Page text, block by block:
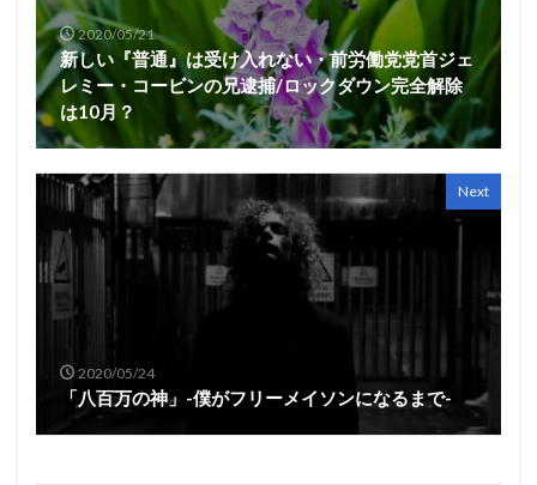
2020/05/21
新しい『普通』は受け入れない・前労働党党首ジェ
レミー・コービンの兄逮捕/ロックダウン完全解除
は10月？
Next
2020/05/24
「八百万の神」-僕がフリーメイソンになるまで-